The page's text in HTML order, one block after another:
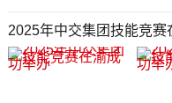
2025年中交集团技能竞赛